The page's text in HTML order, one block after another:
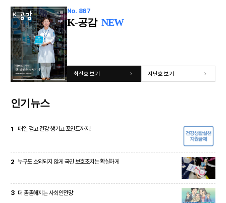
No. 867
K-공감 NEW
최신호 보기 지난호 보기
인기뉴스
1 매일 걷고 건강 챙기고 포인트까지!
2 누구도 소외되지 않게 국민 보호조치는 확실하게
3 더 촘촘해지는 사회안전망